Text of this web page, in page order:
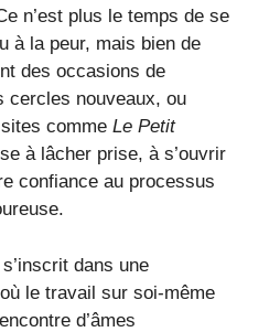
n’est plus le temps de se
à la peur, mais bien de
des occasions de
cercles nouveaux, ou
comme Le Petit
à lâcher prise, à s’ouvrir
confiance au processus
dans une
le travail sur soi-même
d’âmes